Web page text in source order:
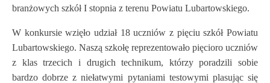
branżowych szkół I stopnia z terenu Powiatu Lubartowskiego.
W konkursie wzięło udział 18 uczniów z pięciu szkół Powiatu
Lubartowskiego. Naszą szkołę reprezentowało pięcioro uczniów
z klas trzecich i drugich technikum, którzy poradzili sobie
bardzo dobrze z niełatwymi pytaniami testowymi plasując się